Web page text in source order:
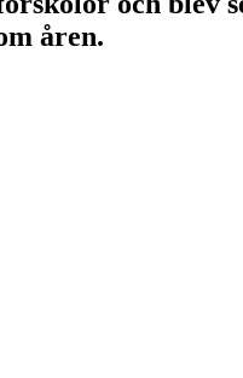
åren.